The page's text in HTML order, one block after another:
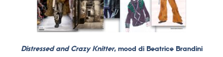
Distressed and Crazy Knitter, mood di Beatrice Brandini